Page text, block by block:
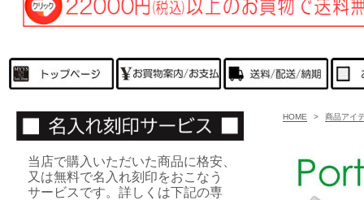
HOME > 商品アイ
当店で購入いただいた商品に格安、
又は無料で名入れ刻印をおこなう
サービスです。詳しくは下記の専